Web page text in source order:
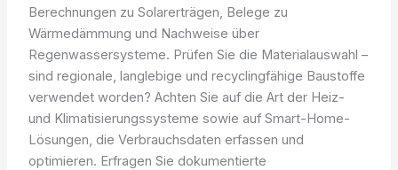
Berechnungen zu Solarerträgen, Belege zu
Wärmedämmung und Nachweise über
Regenwassersysteme. Prüfen Sie die Materialauswahl –
sind regionale, langlebige und recyclingfähige Baustoffe
verwendet worden? Achten Sie auf die Art der Heiz-
und Klimatisierungssysteme sowie auf Smart-Home-
Lösungen, die Verbrauchsdaten erfassen und
optimieren. Erfragen Sie dokumentierte